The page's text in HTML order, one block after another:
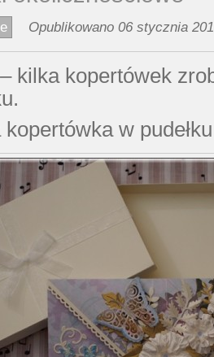
Opublikowano 06 stycznia
kilka kopertówek
w